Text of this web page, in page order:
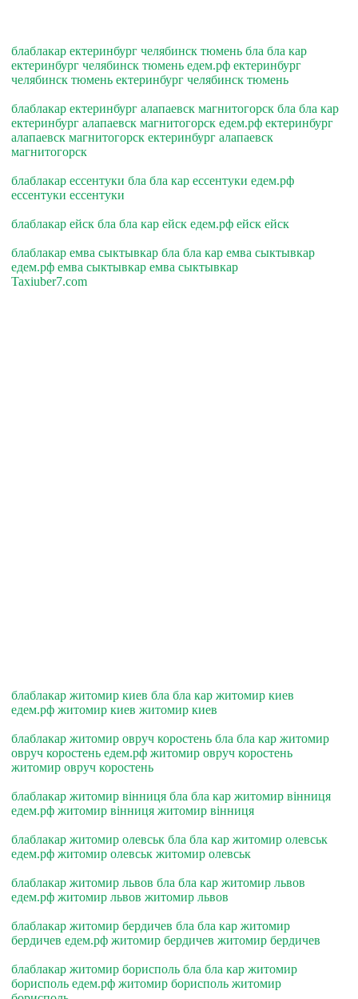
блаблакар ектеринбург челябинск тюмень бла бла кар
ектеринбург челябинск тюмень едем.рф ектеринбург
челябинск тюмень ектеринбург челябинск тюмень
блаблакар ектеринбург алапаевск магнитогорск бла бла кар
ектеринбург алапаевск магнитогорск едем.рф ектеринбург
алапаевск магнитогорск ектеринбург алапаевск
магнитогорск
блаблакар ессентуки бла бла кар ессентуки едем.рф
ессентуки ессентуки
блаблакар ейск бла бла кар ейск едем.рф ейск ейск
блаблакар емва сыктывкар бла бла кар емва сыктывкар
едем.рф емва сыктывкар емва сыктывкар
Taxiuber7.com
блаблакар житомир киев бла бла кар житомир киев
едем.рф житомир киев житомир киев
блаблакар житомир овруч коростень бла бла кар житомир
овруч коростень едем.рф житомир овруч коростень
житомир овруч коростень
блаблакар житомир вiнниця бла бла кар житомир вiнниця
едем.рф житомир вiнниця житомир вiнниця
блаблакар житомир олевськ бла бла кар житомир олевськ
едем.рф житомир олевськ житомир олевськ
блаблакар житомир львов бла бла кар житомир львов
едем.рф житомир львов житомир львов
блаблакар житомир бердичев бла бла кар житомир
бердичев едем.рф житомир бердичев житомир бердичев
блаблакар житомир борисполь бла бла кар житомир
борисполь едем.рф житомир борисполь житомир